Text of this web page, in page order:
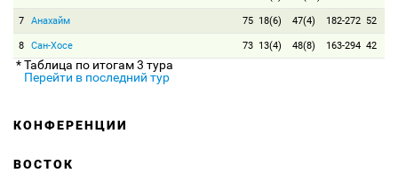
7 Анахайм 75 18(6) 47(4) 182-272 52
8 Сан-Хосе 73 13(4) 48(8) 163-294 42
* Таблица по итогам 3 тура
Перейти в последний тур
КОНФЕРЕНЦИИ
ВОСТОК